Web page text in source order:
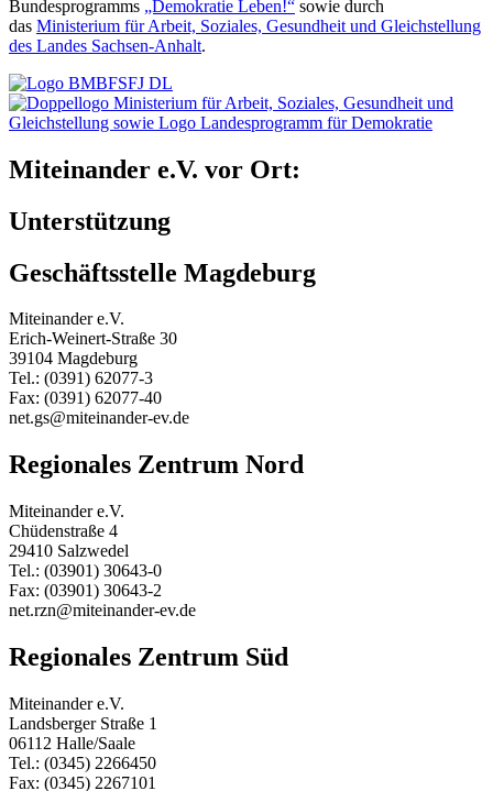
Bundesprogramms „Demokratie Leben!“ sowie durch
das Ministerium für Arbeit, Soziales, Gesundheit und Gleichstellung
des Landes Sachsen-Anhalt.
Miteinander e.V. vor Ort:
Unterstützung
Geschäftsstelle Magdeburg
Miteinander e.V.
Erich-Weinert-Straße 30
39104 Magdeburg
Tel.: (0391) 62077-3
Fax: (0391) 62077-40
net.gs@miteinander-ev.de
Regionales Zentrum Nord
Miteinander e.V.
Chüdenstraße 4
29410 Salzwedel
Tel.: (03901) 30643-0
Fax: (03901) 30643-2
net.rzn@miteinander-ev.de
Regionales Zentrum Süd
Miteinander e.V.
Landsberger Straße 1
06112 Halle/Saale
Tel.: (0345) 2266450
Fax: (0345) 2267101